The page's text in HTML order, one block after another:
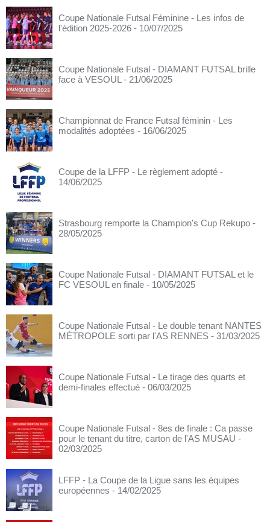
Coupe Nationale Futsal Féminine - Les infos de
l'édition 2025-2026 - 10/07/2025
Coupe Nationale Futsal - DIAMANT FUTSAL brille
face à VESOUL - 21/06/2025
Championnat de France Futsal féminin - Les
modalités adoptées - 16/06/2025
Coupe de la LFFP - Le règlement adopté -
14/06/2025
Strasbourg remporte la Champion's Cup Rekupo -
28/05/2025
Coupe Nationale Futsal - DIAMANT FUTSAL et le
FC VESOUL en finale - 10/05/2025
Coupe Nationale Futsal - Le double tenant NANTES
MÉTROPOLE sorti par l'AS RENNES - 31/03/2025
Coupe Nationale Futsal - Le tirage des quarts et
demi-finales effectué - 06/03/2025
Coupe Nationale Futsal - 8es de finale : Ca passe
pour le tenant du titre, carton de l'AS MUSAU -
02/03/2025
LFFP - La Coupe de la Ligue sans les équipes
européennes - 14/02/2025